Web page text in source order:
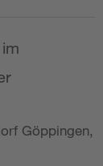
Göppingen,